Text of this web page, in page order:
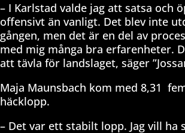
– I Karlstad valde jag att satsa och
offensivt än vanligt. Det blev inte
gången, men det är en del av
med mig många bra erfarenheter.
att tävla för landslaget, säger
Maja Maunsbach kom med 8,31
häcklopp.
– Det var ett stabilt lopp. Jag vill ha